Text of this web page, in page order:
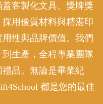
客製化文具、獎牌獎
用優質材料與精湛印
性與品牌價值。我們
生產，全程專業團隊
品。無論是畢業紀
都是您的最佳